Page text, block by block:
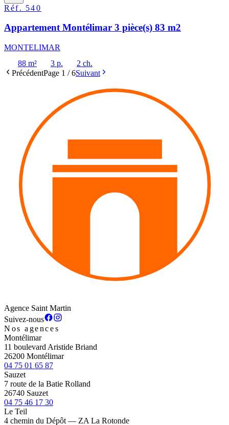
Réf. 540
Appartement Montélimar 3 pièce(s) 83 m2
MONTELIMAR
88 m²
3 p.
2 ch.
PrécédentPage 1 /6Suivant
Agence Saint Martin
Suivez-nous
Nos agences
Montélimar
11 boulevard Aristide Briand
26200 Montélimar
04 75 01 65 87
Sauzet
7 route de la Batie Rolland
26740 Sauzet
04 75 46 17 30
Le Teil
4 chemin du Dépôt — ZA La Rotonde